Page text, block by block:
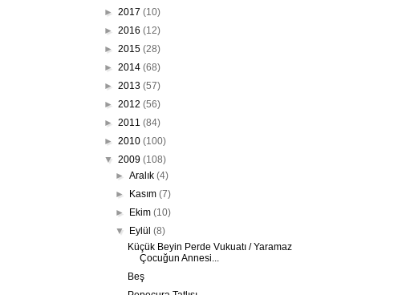
► 2017 (10)
► 2016 (12)
► 2015 (28)
► 2014 (68)
► 2013 (57)
► 2012 (56)
► 2011 (84)
► 2010 (100)
▼ 2009 (108)
►Aralık(4)
► Kasım(7)
► Ekim(10)
▼ Eylül(8)
Küçük Beyin Perde Vukuatı / Yaramaz
Çocuğun Annesi...
Beş